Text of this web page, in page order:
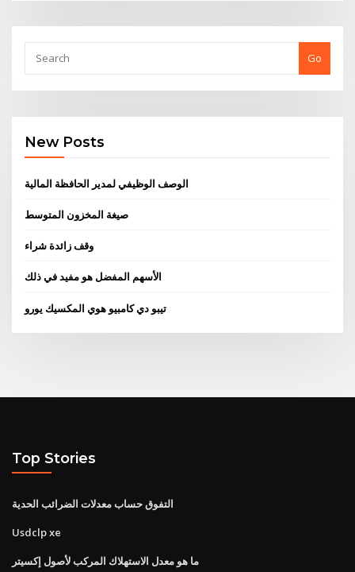
Go
New Posts
الوصف الوظيفي لمدير الحافظة المالية
صيغة المخزون المتوسط
وقف زائدة شراء
الأسهم المفضل هو مفيد في ذلك
تيبو دي كامبيو هوي المكسيك يورو
Top Stories
التفوق حساب معدلات الضرائب الحدية
Usdclp xe
ما هو معدل الاستهلاك المركب لأصول إكسيتر